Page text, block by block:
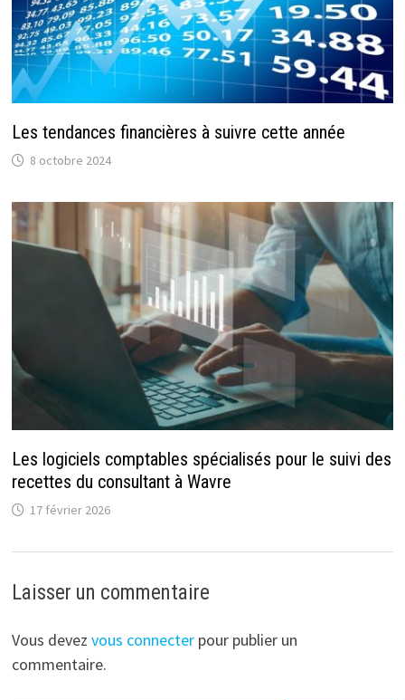
Les tendances financières à suivre cette année
8 octobre 2024
Les logiciels comptables spécialisés pour le suivi des
recettes du consultant à Wavre
17 février 2026
Laisser un commentaire
Vous devez vous connecterpour publier un
commentaire.